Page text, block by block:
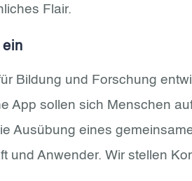
Flair.
Bildung und Forschung
App sollen sich Menschen
Ausübung eines
Anwender. Wir stellen